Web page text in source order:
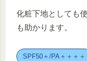
化粧下地としても
も助かります。
SPF50＋/PA＋＋＋＋